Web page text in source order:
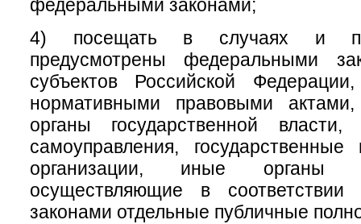
федеральными законами;
4) посещать в случаях и
предусмотрены федеральными
субъектов Российской
нормативными правовыми актами,
органы государственной
самоуправления,
организации, иные органы
осуществляющие в
законами отдельные публичные